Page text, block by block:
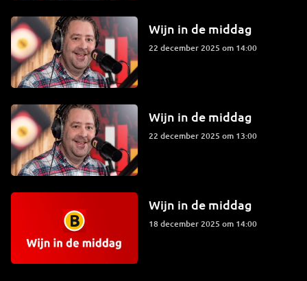
Wijn in de middag
22 december 2025 om 14:00
Wijn in de middag
22 december 2025 om 13:00
Wijn in de middag
18 december 2025 om 14:00